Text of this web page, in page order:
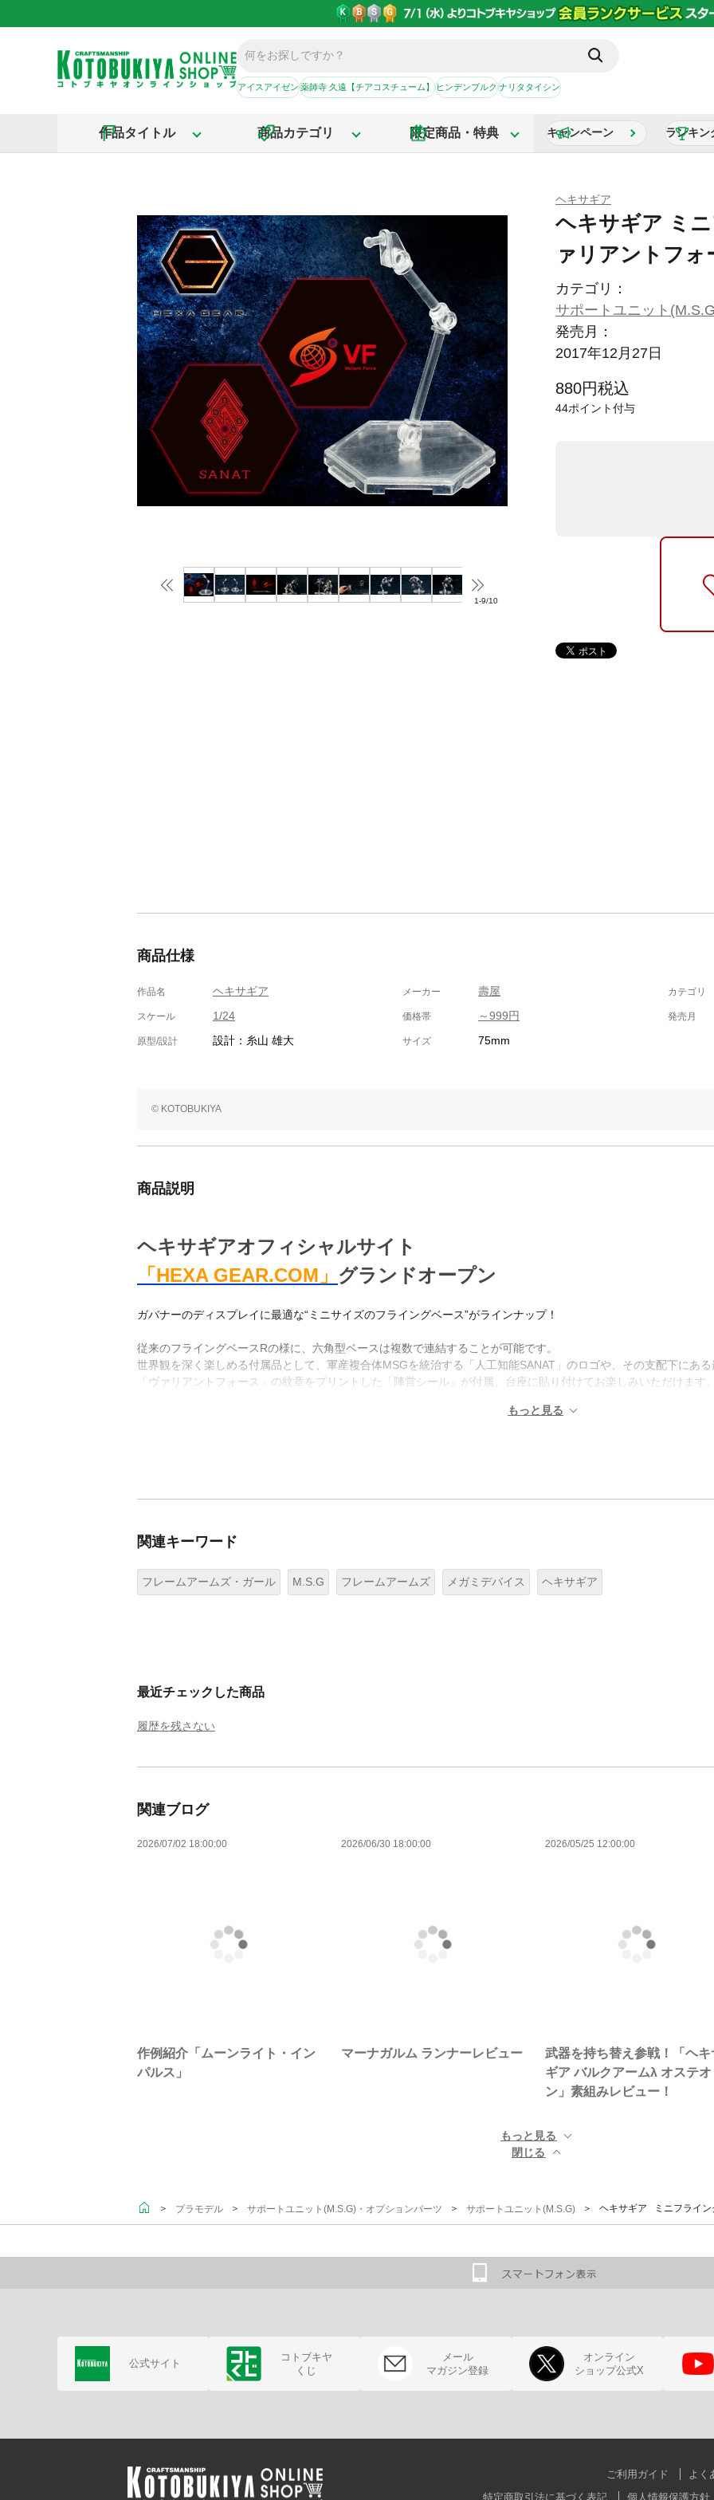
アイスアイゼン薬師寺 久遠【チアコスチューム】ヒンデンブルクナリタタイシン
作品タイトル 商品カテゴリ 限定商品・特典 キャンペーン ランキン
1-9/10
ヘキサギア
ヘキサギア ミ
ァリアントフォ
カテゴリ：
サポートユニット
発売月：
2017年12月27日
880円税込
44ポイント付与
商品仕様
作品名 ヘキサギア メーカー 壽屋 カテゴリ
スケール 1/24 価格帯 ～999円 発売月
原型/設計 設計：糸山 雄大 サイズ 75mm
© KOTOBUKIYA
商品説明
ヘキサギアオフィシャルサイト
「HEXA GEAR.COM」 グランドオープン
ガバナーのディスプレイに最適な“ミニサイズのフライングベース”がラインナップ！
従来のフライングベースRの様に、六角型ベースは複数で連結することが可能です。
世界観を深く楽しめる付属品として、軍産複合体MSGを統治する「人工知能SANAT」のロゴや、その支配下にあ
「ヴァリアントフォース」の紋章をプリントした「陣営シール」が付属、台座に貼り付けてお楽しみいただけます。
関連キーワード
フレームアームズ・ガール M.S.G フレームアームズ メガミデバイス ヘキサギア
最近チェックした商品
履歴を残さない
関連ブログ
2026/07/02 18:00:00
作例紹介「ムーンライト・イン
パルス」
2026/06/30 18:00:00
マーナガルム ランナーレビュー
2026/05/25 12:00:00
武器を持ち替え参戦！「ヘキ
ギア バルクアームλ オステオ
ン」素組みレビュー！
もっと見る ▼
閉じる ▲
＞ プラモデル ＞ サポートユニット(M.S.G)・オプションパーツ ＞ サポートユニット(M.S.G) ＞ ヘキサギア ミニフライン
公式サイト
コトブキヤ
くじ
メール
マガジン登録
オンライン
ショップ公式X
ご利用ガイド よく
特定商取引法に基づく表記
個人情報保護方針